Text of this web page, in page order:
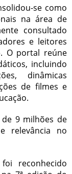
se como
na área de
consultado
e leitores
O portal reúne
incluindo
dinâmicas
de filmes e
9 milhões de
relevância no
reconhecido